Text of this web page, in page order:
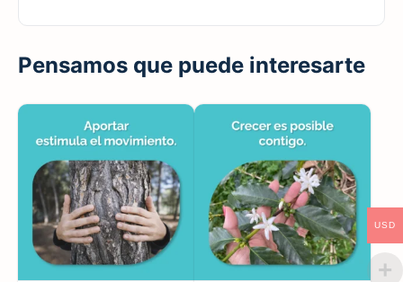
Pensamos que puede interesarte
USD